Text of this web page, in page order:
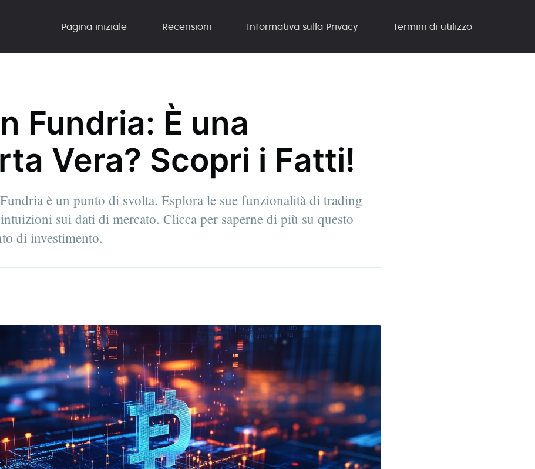
Pagina iniziale Recensioni Informativa sulla Privacy Termini di utilizzo
Fundria: È una
Vera? Scopri i Fatti!
è un punto di svolta. Esplora le sue funzionalità di trading
sui dati di mercato. Clicca per saperne di più su questo
di investimento.